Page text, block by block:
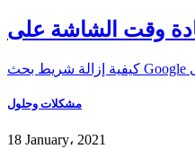
مشكلات وحلول
18 January، 2021